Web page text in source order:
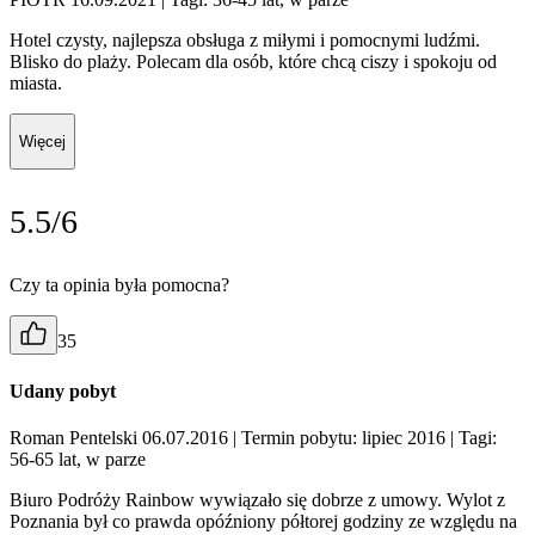
Hotel czysty, najlepsza obsługa z miłymi i pomocnymi ludźmi.
Blisko do plaży. Polecam dla osób, które chcą ciszy i spokoju od
miasta.
Więcej
5.5/6
Czy ta opinia była pomocna?
35
Udany pobyt
Roman Pentelski 06.07.2016 | Termin pobytu: lipiec 2016 | Tagi:
56-65 lat, w parze
Biuro Podróży Rainbow wywiązało się dobrze z umowy. Wylot z
Poznania był co prawda opóźniony półtorej godziny ze względu na